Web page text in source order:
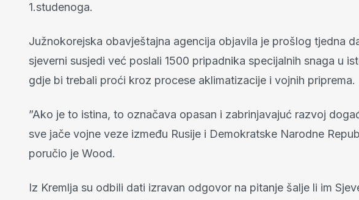
1.studenoga.
Južnokorejska obavještajna agencija objavila je prošlog tjedna
sjeverni susjedi već poslali 1500 pripadnika specijalnih snaga u
gdje bi trebali proći kroz procese aklimatizacije i vojnih priprema.
”Ako je to istina, to označava opasan i zabrinjavajuć razvoj
sve jače vojne veze između Rusije i Demokratske Narodne
poručio je Wood.
Iz Kremlja su odbili dati izravan odgovor na pitanje šalje li im